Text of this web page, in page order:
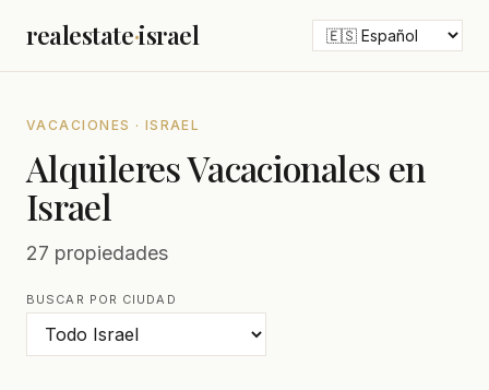
realestate·israel
VACACIONES · ISRAEL
Alquileres Vacacionales en
Israel
27 propiedades
BUSCAR POR CIUDAD